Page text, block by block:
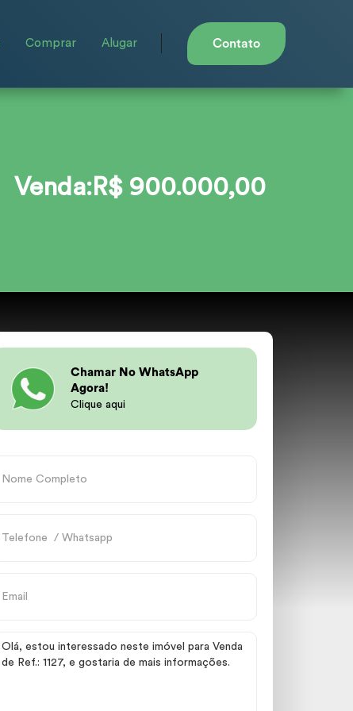
Comprar Alugar Contato
Venda:R$ 900.000,00
Chamar No WhatsApp
Agora!
Clique aqui